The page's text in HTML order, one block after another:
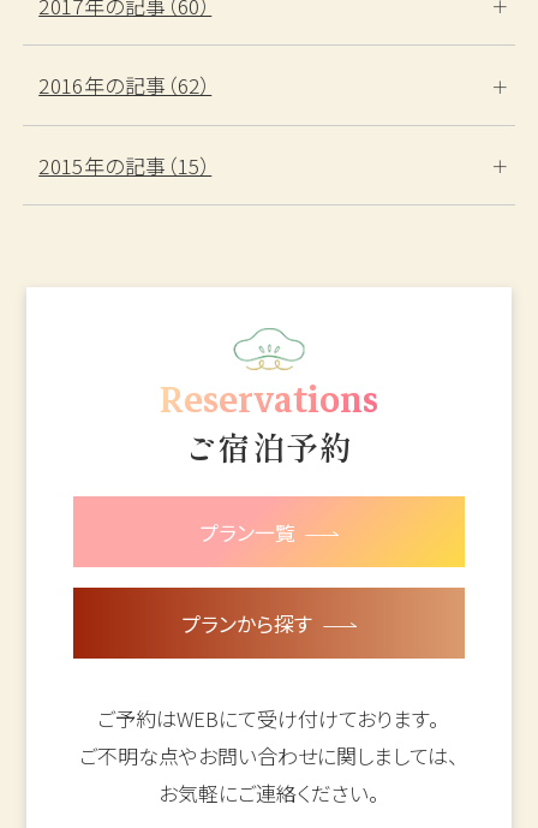
2016年の記事（62）
2015年の記事（15）
Reservations
ご宿泊予約
プラン一覧
プランから探す
ご予約はWEBにて受け付けております。
ご不明な点やお問い合わせに関しましては、
お気軽にご連絡ください。